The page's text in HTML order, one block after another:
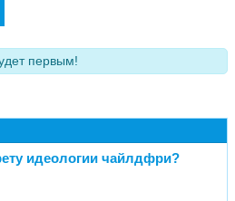
первым!
идеологии чайлдфри?